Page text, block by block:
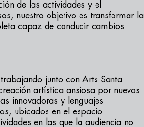
de las actividades y el
nuestro objetivo es transformar la
capaz de conducir cambios
junto con Arts Santa
artística ansiosa por nuevos
innovadoras y lenguajes
ubicados en el espacio
en las que la audiencia no